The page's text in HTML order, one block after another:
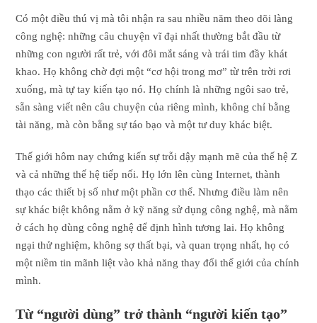
Có một điều thú vị mà tôi nhận ra sau nhiều năm theo dõi làng
công nghệ: những câu chuyện vĩ đại nhất thường bắt đầu từ
những con người rất trẻ, với đôi mắt sáng và trái tim đầy khát
khao. Họ không chờ đợi một “cơ hội trong mơ” từ trên trời rơi
xuống, mà tự tay kiến tạo nó. Họ chính là những ngôi sao trẻ,
sẵn sàng viết nên câu chuyện của riêng mình, không chỉ bằng
tài năng, mà còn bằng sự táo bạo và một tư duy khác biệt.
Thế giới hôm nay chứng kiến sự trỗi dậy mạnh mẽ của thế hệ Z
và cả những thế hệ tiếp nối. Họ lớn lên cùng Internet, thành
thạo các thiết bị số như một phần cơ thể. Nhưng điều làm nên
sự khác biệt không nằm ở kỹ năng sử dụng công nghệ, mà nằm
ở cách họ dùng công nghệ để định hình tương lai. Họ không
ngại thử nghiệm, không sợ thất bại, và quan trọng nhất, họ có
một niềm tin mãnh liệt vào khả năng thay đổi thế giới của chính
mình.
Từ “người dùng” trở thành “người kiến tạo”